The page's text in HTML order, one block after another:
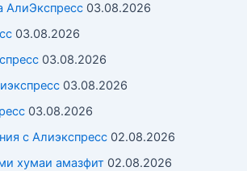
АлиЭкспресс 03.08.2026
03.08.2026
03.08.2026
03.08.2026
03.08.2026
с Алиэкспресс 02.08.2026
хумаи амазфит 02.08.2026